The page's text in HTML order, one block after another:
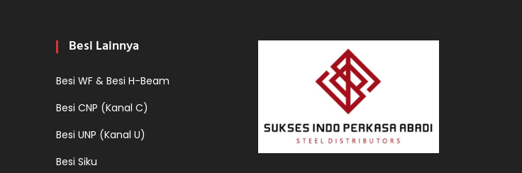
Besi Lainnya
Besi WF & Besi H-Beam
Besi CNP (Kanal C)
Besi UNP (Kanal U)
Besi Siku